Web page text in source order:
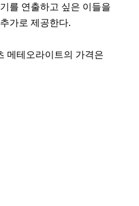
를 연출하고 싶은 이들을
가로 제공한다.
메테오라이트의 가격은